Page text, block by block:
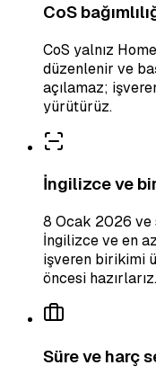
CoS
CoS yalnız
düzenlenir ve
açılamaz;
yürütürüz.
İngilizce ve
8 Ocak 2026 ve
İngilizce ve en
işveren birikimi
öncesi hazırlarız.
Süre ve harç